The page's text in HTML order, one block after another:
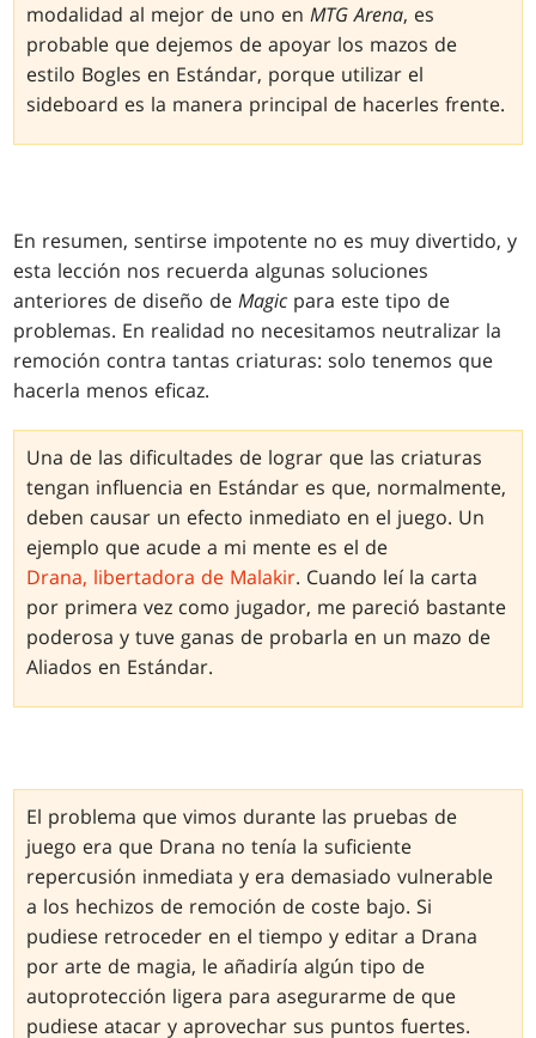
modalidad al mejor de uno enMTG Arena, es
probable que dejemos de apoyar los mazos de
estilo Bogles en Estándar, porque utilizar el
sideboard es la manera principal de hacerles frente.
En resumen, sentirse impotente no es muy divertido, y
esta lección nos recuerda algunas soluciones
anteriores de diseño deMagic para este tipo de
problemas. En realidad no necesitamos neutralizar la
remoción contra tantas criaturas: solo tenemos que
hacerla menos eficaz.
Una de las dificultades de lograr que las criaturas
tengan influencia en Estándar es que, normalmente,
deben causar un efecto inmediato en el juego. Un
ejemplo que acude a mi mente es el de
Drana, libertadora de Malakir. Cuando leí la carta
por primera vez como jugador, me pareció bastante
poderosa y tuve ganas de probarla en un mazo de
Aliados en Estándar.
El problema que vimos durante las pruebas de
juego era que Drana no tenía la suficiente
repercusión inmediata y era demasiado vulnerable
a los hechizos de remoción de coste bajo. Si
pudiese retroceder en el tiempo y editar a Drana
por arte de magia, le añadiría algún tipo de
autoprotección ligera para asegurarme de que
pudiese atacar y aprovechar sus puntos fuertes.